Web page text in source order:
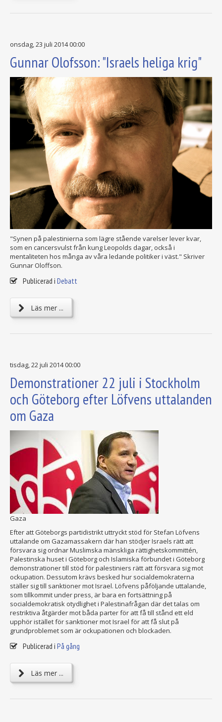
onsdag, 23 juli 2014 00:00
Gunnar Olofsson: "Israels heliga krig"
"Synen på palestinierna som lägre stående varelser lever kvar,
som en cancersvulst från kung Leopolds dagar, också i
mentaliteten hos många av våra ledande politiker i väst." Skriver
Gunnar Oloffson.
Publicerad i Debatt
Läs mer ...
tisdag, 22 juli 2014 00:00
Demonstrationer 22 juli i Stockholm
och Göteborg efter Löfvens uttalanden
om Gaza
Gaza
Efter att Göteborgs partidistrikt uttryckt stöd för Stefan Löfvens
uttalande om Gazamassakern där han stödjer Israels rätt att
försvara sig ordnar Muslimska mänskliga rättighetskommittén,
Palestinska huset i Göteborg och Islamiska förbundet i Göteborg
demonstrationer till stöd för palestiniers rätt att försvara sig mot
ockupation. Dessutom krävs besked hur socialdemokraterna
ställer sig till sanktioner mot Israel. Löfvens påföljande uttalande,
som tillkommit under press, är bara en fortsättning på
socialdemokratisk otydlighet i Palestinafrågan där det talas om
restriktiva åtgärder mot båda parter för att få till stånd ett eld
upphör istället för sanktioner mot Israel för att få slut på
grundproblemet som är ockupationen och blockaden.
Publicerad i På gång
Läs mer ...